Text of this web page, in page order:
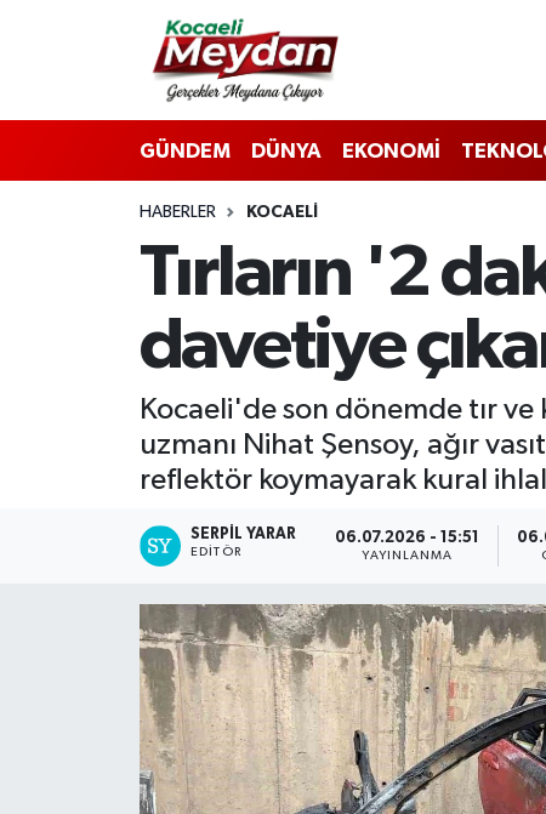
GÜNDEM DÜNYA EKONOMİ
HABERLER KOCAELI
Tırların '2
davetiye
Kocaeli'de son dönemde tır
uzmanı Nihat Şensoy, ağır
reflektör koymayarak kural
SERPİL YARAR
EDITÖR
06.07.2026 - 15:51
YAYINLANMA
Nöbetçi Eczaneler
Hava Durumu
Trafik Durumu
Süper Lig Puan Durumu ve Fikstür
Tüm Manşetler
Son Dakika Haberleri